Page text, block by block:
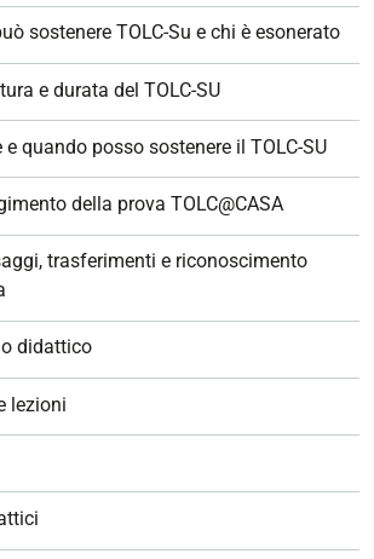
sostenere TOLC-Su e chi è esonerato
e durata del TOLC-SU
e quando posso sostenere il TOLC-SU
della prova TOLC@CASA
trasferimenti e riconoscimento
didattico
lezioni